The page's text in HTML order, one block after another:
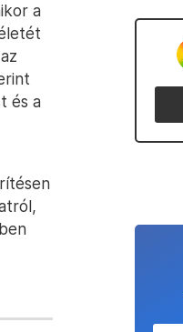
a
és a